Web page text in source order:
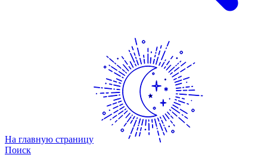
На главную страницу
Поиск